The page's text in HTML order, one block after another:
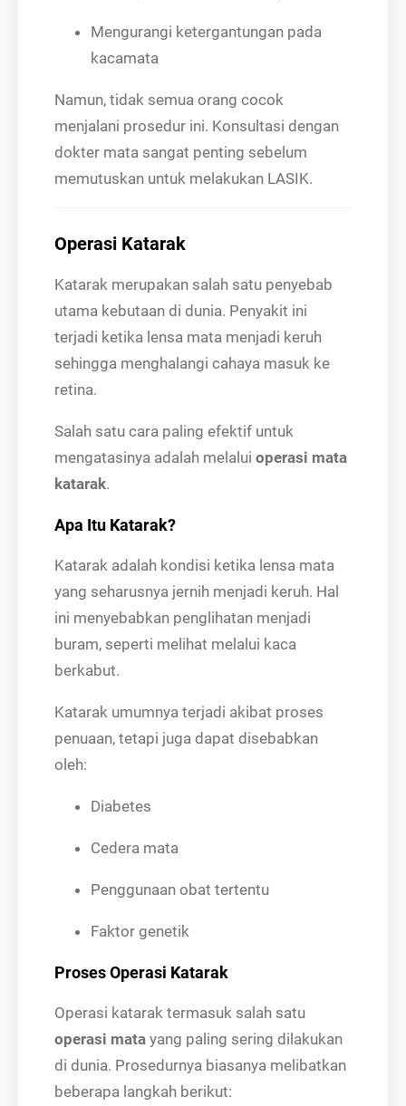
Mengurangi ketergantungan pada
kacamata
Namun, tidak semua orang cocok
menjalani prosedur ini. Konsultasi dengan
dokter mata sangat penting sebelum
memutuskan untuk melakukan LASIK.
Operasi Katarak
Katarak merupakan salah satu penyebab
utama kebutaan di dunia. Penyakit ini
terjadi ketika lensa mata menjadi keruh
sehingga menghalangi cahaya masuk ke
retina.
Salah satu cara paling efektif untuk
mengatasinya adalah melalui operasi mata
katarak.
Apa Itu Katarak?
Katarak adalah kondisi ketika lensa mata
yang seharusnya jernih menjadi keruh. Hal
ini menyebabkan penglihatan menjadi
buram, seperti melihat melalui kaca
berkabut.
Katarak umumnya terjadi akibat proses
penuaan, tetapi juga dapat disebabkan
oleh:
Diabetes
Cedera mata
Penggunaan obat tertentu
Faktor genetik
Proses Operasi Katarak
Operasi katarak termasuk salah satu
operasi mata yang paling sering dilakukan
di dunia. Prosedurnya biasanya melibatkan
beberapa langkah berikut: